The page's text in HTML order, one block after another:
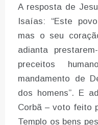
A resposta de
Isaías: “Este
mas o seu
adianta
preceitos
mandamento de
dos homens”. E
Corbã – voto feito
Templo os bens